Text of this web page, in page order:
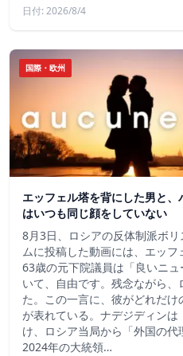
日付: 2026/8/4
国際・欧州
エッフェル塔を背にした男と
はいつも同じ顔をしていない
8月3日、ロシアの反体制派ボ
ムに投稿した動画には、エッフ
63歳の元下院議員は「良いニ
いて、自由です。残念ながら
た。この一言に、彼がどれだ
が表れている。ナデジディン
け、ロシア当局から「外国の代
2024年の大統領…